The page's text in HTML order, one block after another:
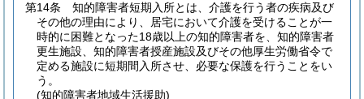
第14条
知的障害者短期入所とは、介護を行う者の疾病及び
その他の理由により、居宅において介護を受けることが一
時的に困難となった18歳以上の知的障害者を、知的障害者
更生施設、知的障害者授産施設及びその他厚生労働省令で
定める施設に短期間入所させ、必要な保護を行うことをい
う。
(知的障害者地域生活援助)